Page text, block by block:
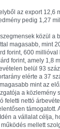
az export 12,6
pedig 1,27
közül
magasabb, mint
forint, 600
forint, amely 1,8
belül 93
elérte a 37
mint az
a
feletti nettó
támogatott.
a vállalat célja,
mellett